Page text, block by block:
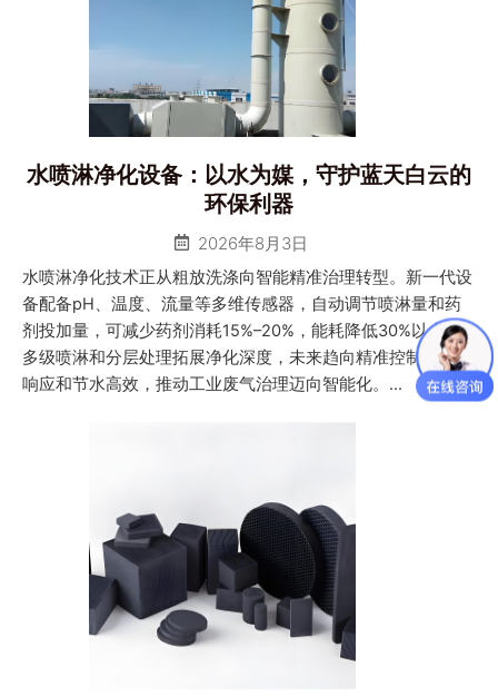
水喷淋净化设备：以水为媒，守护蓝天白云的
环保利器
2026年8月3日
水喷淋净化技术正从粗放洗涤向智能精准治理转型。新一代设
备配备pH、温度、流量等多维传感器，自动调节喷淋量和药
剂投加量，可减少药剂消耗15%–20%，能耗降低30%以上。
多级喷淋和分层处理拓展净化深度，未来趋向精准控制、智能
响应和节水高效，推动工业废气治理迈向智能化。...